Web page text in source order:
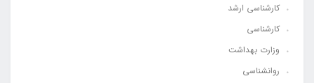
کارشناسی ارشد
کارشناسی
وزارت بهداشت
روانشناسی